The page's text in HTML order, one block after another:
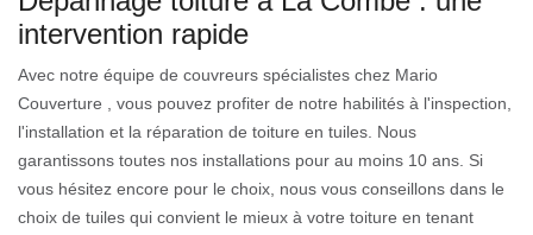
intervention rapide
Avec notre équipe de couvreurs spécialistes chez Mario
Couverture , vous pouvez profiter de notre habilités à l'inspection,
l'installation et la réparation de toiture en tuiles. Nous
garantissons toutes nos installations pour au moins 10 ans. Si
vous hésitez encore pour le choix, nous vous conseillons dans le
choix de tuiles qui convient le mieux à votre toiture en tenant